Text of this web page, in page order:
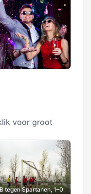
voor groot
tegen Spartanen, 1–0